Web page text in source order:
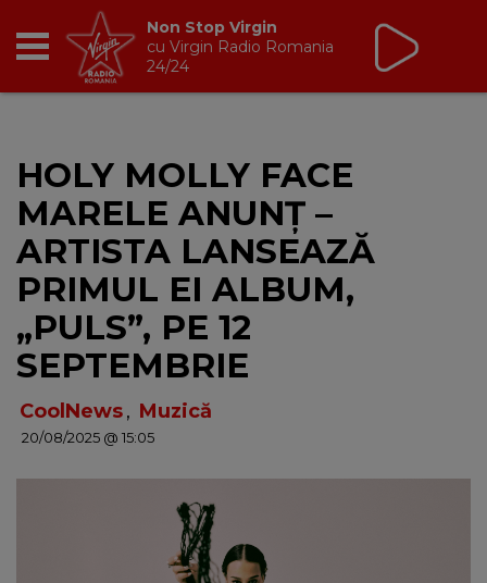
BREAKFAST
TIC TALK
CÂȘTIGĂ
HOT 30
DANCEFLOOR CHART
Non Stop Virgin
cu Virgin Radio Romania
24/24
HOLY MOLLY FACE
MARELE ANUNȚ –
ARTISTA LANSEAZĂ
PRIMUL EI ALBUM,
„PULS”, PE 12
SEPTEMBRIE
CoolNews, Muzică
20/08/2025 @ 15:05